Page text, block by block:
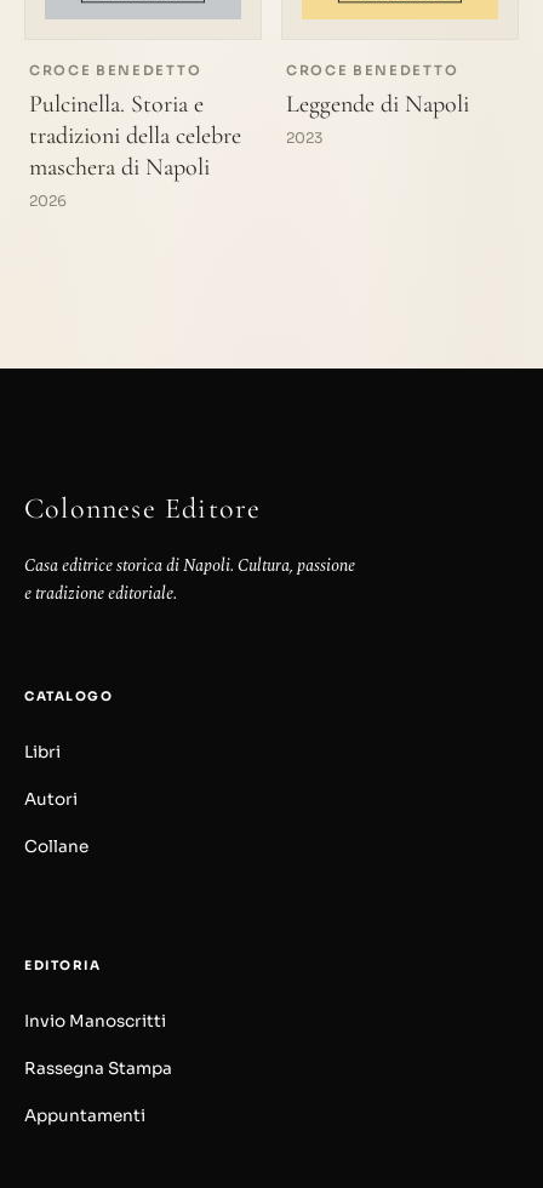
CROCE BENEDETTO
Pulcinella. Storia e
tradizioni della celebre
maschera di Napoli
2026
CROCE BENEDETTO
Leggende di Napoli
2023
Colonnese Editore
Casa editrice storica di Napoli. Cultura, passione
e tradizione editoriale.
CATALOGO
Libri
Autori
Collane
EDITORIA
Invio Manoscritti
Rassegna Stampa
Appuntamenti